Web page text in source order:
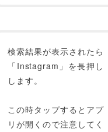
検索結果が表示されたら
「Instagram」を長押し
します。
この時タップするとアプ
リが開くので注意してく